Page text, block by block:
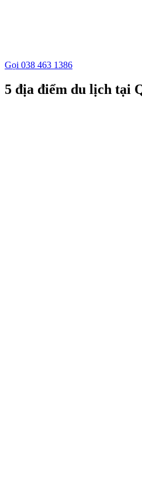
Gọi 038 463 1386
5 địa điểm du lịch tại